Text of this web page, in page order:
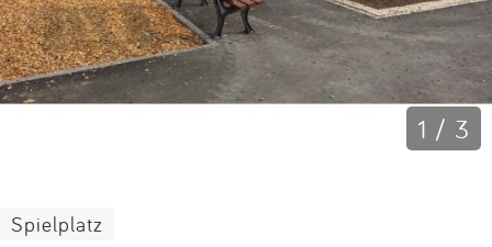
Impressum
1 / 3
Spielplatz